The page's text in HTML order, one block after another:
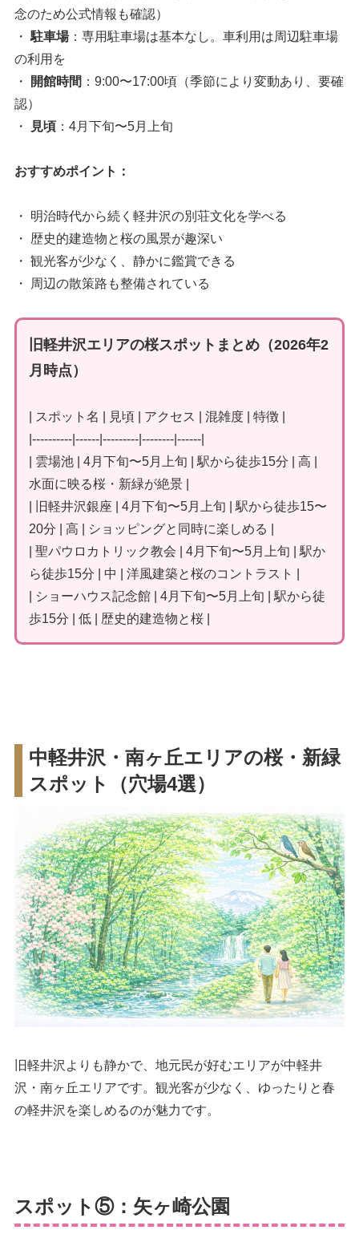
念のため公式情報も確認）
・ 駐車場：専用駐車場は基本なし。車利用は周辺駐車場
の利用を
・
開館時間 ：9:00〜17:00頃（季節により変動あり、要確
認）
・
見頃：4月下旬〜5月上旬
おすすめポイント：
・ 明治時代から続く軽井沢の別荘文化を学べる
・ 歴史的建造物と桜の風景が趣深い
・ 観光客が少なく、静かに鑑賞できる
・ 周辺の散策路も整備されている
旧軽井沢エリアの桜スポットまとめ（2026年2
月時点）
| スポット名 | 見頃 | アクセス | 混雑度 | 特徴 |
|----------|------|---------|--------|------|
| 雲場池 | 4月下旬〜5月上旬 | 駅から徒歩15分 | 高 |
水面に映る桜・新緑が絶景 |
| 旧軽井沢銀座 | 4月下旬〜5月上旬 | 駅から徒歩15〜
20分 | 高 | ショッピングと同時に楽しめる |
| 聖パウロカトリック教会 | 4月下旬〜5月上旬 | 駅か
ら徒歩15分 | 中 | 洋風建築と桜のコントラスト |
| ショーハウス記念館 | 4月下旬〜5月上旬 | 駅から徒
歩15分 | 低 | 歴史的建造物と桜 |
中軽井沢・南ヶ丘エリアの桜・新緑
スポット（穴場4選）
旧軽井沢よりも静かで、地元民が好むエリアが中軽井
沢・南ヶ丘エリアです。観光客が少なく、ゆったりと春
の軽井沢を楽しめるのが魅力です。
スポット⑤：矢ヶ崎公園